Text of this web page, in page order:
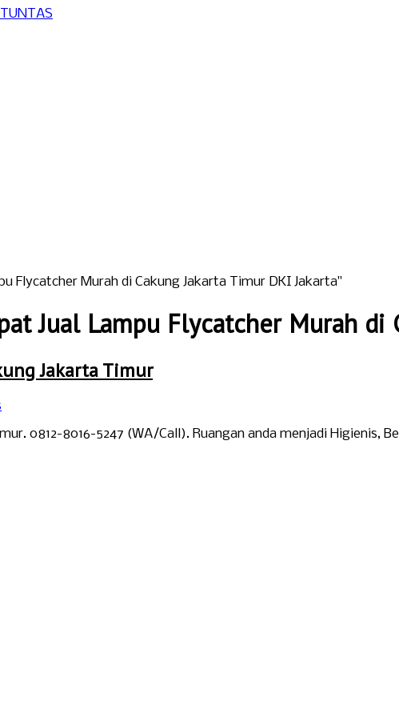
Flycatcher Murah di Cakung Jakarta Timur DKI Jakarta"
Jual Lampu Flycatcher Murah di
Jakarta Timur
0812-8016-5247 (WA/Call). Ruangan anda menjadi Higienis,